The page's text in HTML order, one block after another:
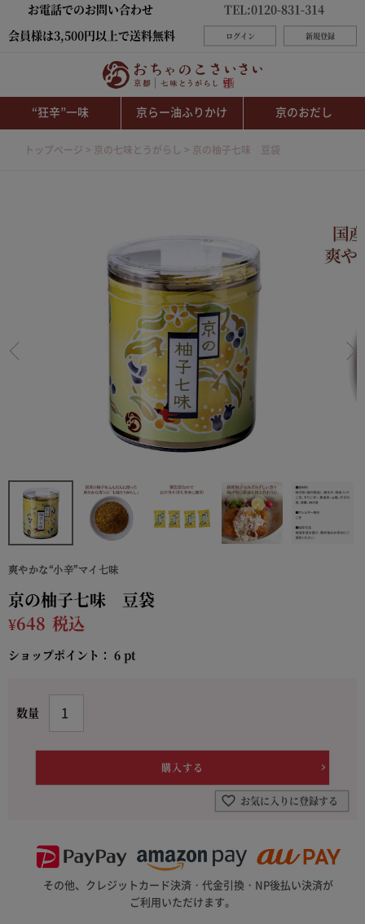
お電話でのお問い合わせ
TEL:0120-831-314
会員様は3,500円以上で送料無料
ログイン 新規登録
“狂辛”一味 京らー油ふりかけ 京のおだし
トップページ 京の七味とうがらし 京の柚子七味 豆袋
爽やかな“小辛”マイ七味
京の柚子七味 豆袋
¥648 税込
ショップポイント： 6 pt
お気に入りに登録する
その他、クレジットカード決済・代金引換・NP後払い決済が
ご利用いただけます。